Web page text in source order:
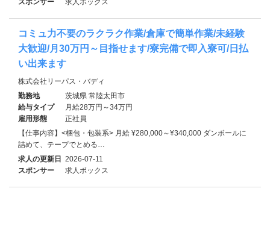
コミュ力不要のラクラク作業/倉庫で簡単作業/未経験
大歓迎/月30万円～目指せます/寮完備で即入寮可/日払
い出来ます
株式会社リーパス・バディ
勤務地
茨城県 常陸太田市
給与タイプ
月給28万円～34万円
雇用形態
正社員
【仕事内容】<梱包・包装系> 月給 ¥280,000～¥340,000 ダンボールに
詰めて、テープでとめる…
求人の更新日 2026-07-11
スポンサー
求人ボックス